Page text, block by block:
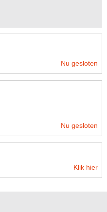
Nu gesloten
Nu gesloten
Klik hier